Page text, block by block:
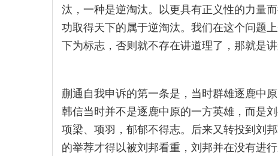
汰，一种是逆淘汰。以更具有正义性的力量
功取得天下的属于逆淘汰。我们在这个问题
下为标志，否则就不存在讲道理了，那就是讲
蒯通自我申诉的第一条是，当时群雄逐鹿中
韩信当时并不是逐鹿中原的一方英雄，而是
项梁、项羽，郁郁不得志。后来又转投到刘
的举荐才得以被刘邦看重，刘邦并在没有进